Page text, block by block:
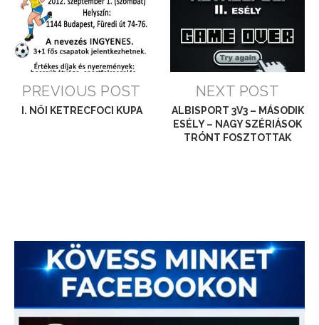
PREVIOUS POST
I. NŐI KETRECFOCI KUPA
NEXT POST
ALBISPORT 3V3 – MÁSODIK
ESÉLY – NAGY SZÉRIÁSOK
TRÓNT FOSZTOTTAK